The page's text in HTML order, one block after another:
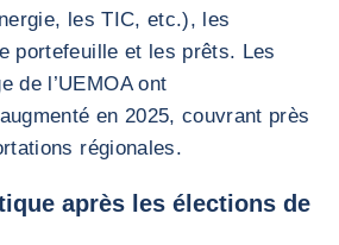
les TIC, etc.), les
portefeuille et les prêts. Les
de l’UEMOA ont
en 2025, couvrant près
régionales.
après les élections de